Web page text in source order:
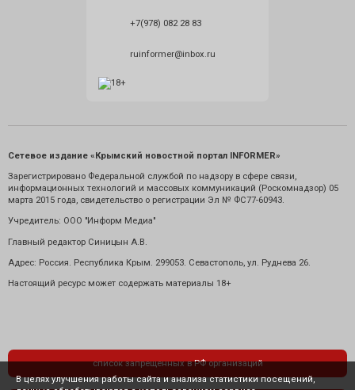
+7(978) 082 28 83
ruinformer@inbox.ru
Сетевое издание «Крымский новостной портал INFORMER»
Зарегистрировано Федеральной службой по надзору в сфере связи,
информационных технологий и массовых коммуникаций (Роскомнадзор) 05
марта 2015 года, свидетельство о регистрации Эл № ФС77-60943.
Учредитель: ООО "Информ Медиа"
Главный редактор Синицын А.В.
Адрес: Россия. Республика Крым. 299053. Севастополь, ул. Руднева 26.
Настоящий ресурс может содержать материалы 18+
список запрещенных в РФ организаций
В целях улучшения работы сайта и анализа статистики посещений,